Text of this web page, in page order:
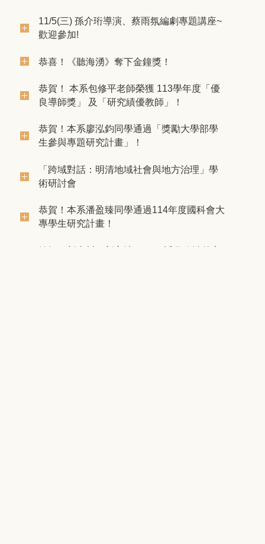
11/5(三) 孫介珩導演、蔡雨氛編劇專題講座~
歡迎參加!
恭喜！《聽海湧》奪下金鐘獎！
恭賀！ 本系包修平老師榮獲 113學年度「優
良導師獎」 及「研究績優教師」！
恭賀！本系廖泓鈞同學通過「獎勵大學部學
生參與專題研究計畫」！
「跨域對話：明清地域社會與地方治理」學
術研討會
恭賀！本系潘盈臻同學通過114年度國科會大
專學生研究計畫！
轉知：新史料、新方法：2025近代政治外交